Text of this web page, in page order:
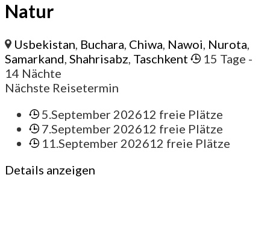
Natur
Usbekistan Buchara Chiwa Nawoi Nurota
Samarkand Shahrisabz Taschkent 15 Tage -
14 Nächte
Nächste Reisetermin
5.September 202612 freie Plätze
7.September 202612 freie Plätze
11.September 202612 freie Plätze
Details anzeigen